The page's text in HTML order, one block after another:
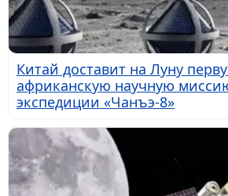
Китай доставит на Луну
африканскую научную
экспедиции «Чанъэ-8»